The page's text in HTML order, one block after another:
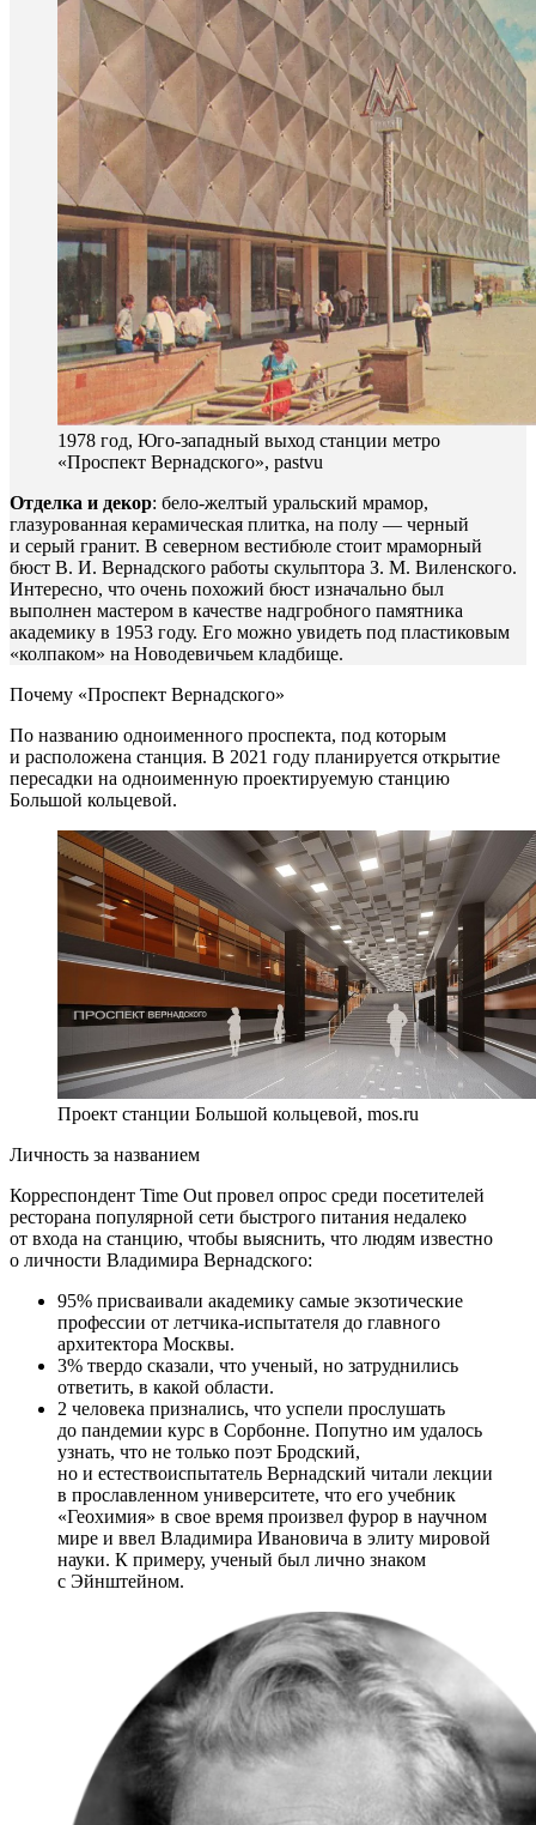
1978 год, Юго-западный выход станции метро
«Проспект Вернадского», pastvu
Отделка и декор: бело-желтый уральский мрамор,
глазурованная керамическая плитка, на полу — черный
и серый гранит. В северном вестибюле стоит мраморный
бюст В. И. Вернадского работы скульптора З. М. Виленского.
Интересно, что очень похожий бюст изначально был
выполнен мастером в качестве надгробного памятника
академику в 1953 году. Его можно увидеть под пластиковым
«колпаком» на Новодевичьем кладбище.
Почему «Проспект Вернадского»
По названию одноименного проспекта, под которым
и расположена станция. В 2021 году планируется открытие
пересадки на одноименную проектируемую станцию
Большой кольцевой.
Проект станции Большой кольцевой, mos.ru
Личность за названием
Корреспондент Time Out провел опрос среди посетителей
ресторана популярной сети быстрого питания недалеко
от входа на станцию, чтобы выяснить, что людям известно
о личности Владимира Вернадского:
95% присваивали академику самые экзотические
профессии от летчика-испытателя до главного
архитектора Москвы.
3% твердо сказали, что ученый, но затруднились
ответить, в какой области.
2 человека признались, что успели прослушать
до пандемии курс в Сорбонне. Попутно им удалось
узнать, что не только поэт Бродский,
но и естествоиспытатель Вернадский читали лекции
в прославленном университете, что его учебник
«Геохимия» в свое время произвел фурор в научном
мире и ввел Владимира Ивановича в элиту мировой
науки. К примеру, ученый был лично знаком
с Эйнштейном.